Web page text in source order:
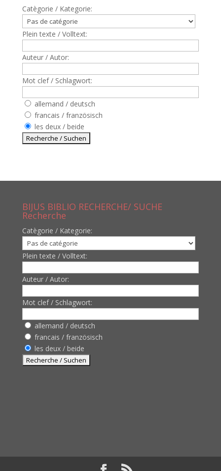
Catègorie / Kategorie:
Plein texte / Volltext:
Auteur / Autor:
Mot clef / Schlagwort:
allemand / deutsch
francais / französisch
les deux / beide
BIJUS BIBLIO RECHERCHE/ SUCHE
Recherche
Catègorie / Kategorie:
Plein texte / Volltext:
Auteur / Autor:
Mot clef / Schlagwort:
allemand / deutsch
francais / französisch
les deux / beide